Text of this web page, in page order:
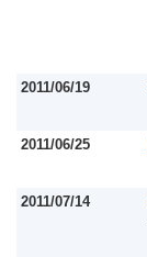
2011/06/19
2011/06/25
2011/07/14